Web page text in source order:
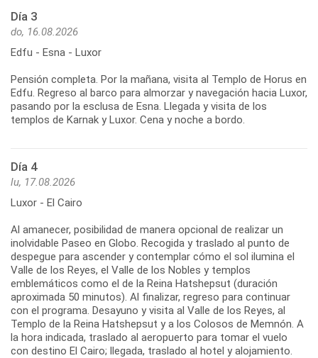
Día 3
do, 16.08.2026
Edfu - Esna - Luxor
Pensión completa. Por la mañana, visita al Templo de Horus en
Edfu. Regreso al barco para almorzar y navegación hacia Luxor,
pasando por la esclusa de Esna. Llegada y visita de los
templos de Karnak y Luxor. Cena y noche a bordo.
Día 4
lu, 17.08.2026
Luxor - El Cairo
Al amanecer, posibilidad de manera opcional de realizar un
inolvidable Paseo en Globo. Recogida y traslado al punto de
despegue para ascender y contemplar cómo el sol ilumina el
Valle de los Reyes, el Valle de los Nobles y templos
emblemáticos como el de la Reina Hatshepsut (duración
aproximada 50 minutos). Al finalizar, regreso para continuar
con el programa. Desayuno y visita al Valle de los Reyes, al
Templo de la Reina Hatshepsut y a los Colosos de Memnón. A
la hora indicada, traslado al aeropuerto para tomar el vuelo
con destino El Cairo; llegada, traslado al hotel y alojamiento.